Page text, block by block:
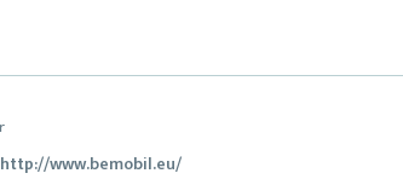
http://www.bemobil.eu/